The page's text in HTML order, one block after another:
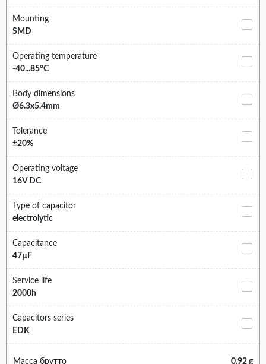
Mounting
SMD
Operating temperature
-40...85°C
Body dimensions
Ø6.3x5.4mm
Tolerance
±20%
Operating voltage
16V DC
Type of capacitor
electrolytic
Capacitance
47µF
Service life
2000h
Capacitors series
EDK
Масса брутто 0.92 g